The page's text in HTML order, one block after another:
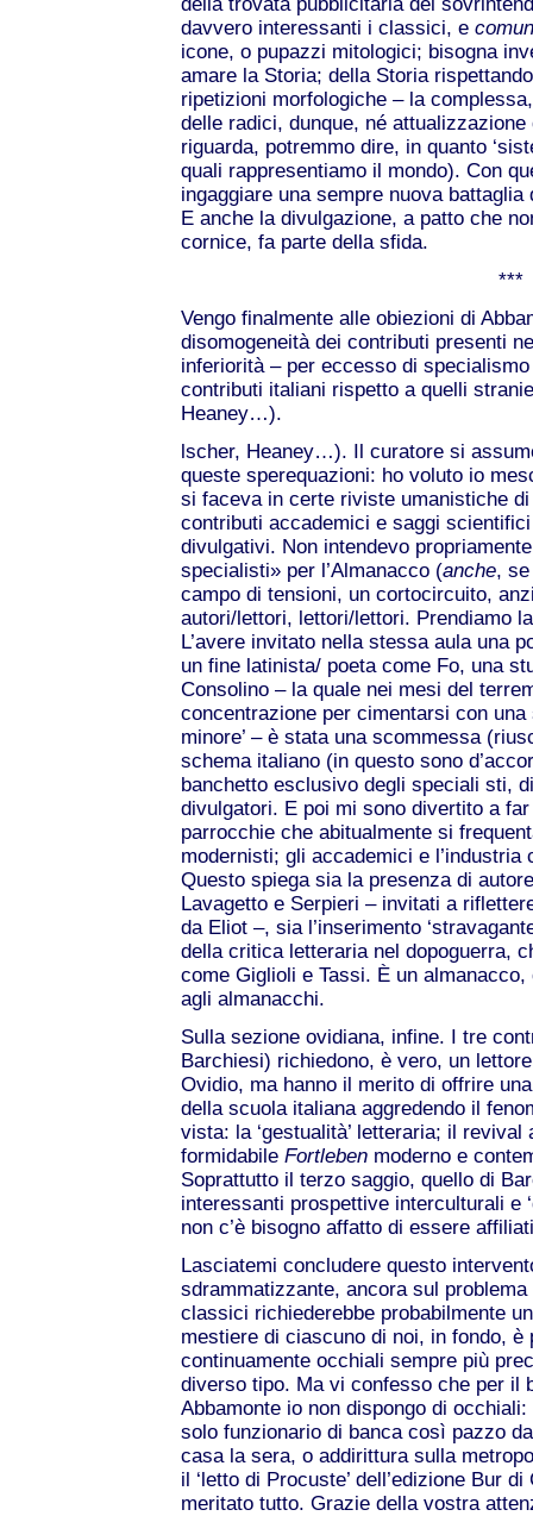
davvero interessanti i classici, e
icone, o pupazzi mitologici; bisogna
amare la Storia; della Storia
ripetizioni morfologiche – la
delle radici, dunque, né
riguarda, potremmo dire, in quanto
quali rappresentiamo il mondo). Con
ingaggiare una sempre nuova
E anche la divulgazione, a patto che
cornice, fa parte della sfida.
***
Vengo finalmente alle obiezioni di
disomogeneità dei contributi presenti
inferiorità – per eccesso di specialismo
contributi italiani rispetto a quelli
Heaney…).
lscher, Heaney…). Il curatore si
queste sperequazioni: ho voluto io
si faceva in certe riviste umanistiche
contributi accademici e saggi scientifici
divulgativi. Non intendevo
specialisti» per l’Almanacco (anche,
campo di tensioni, un cortocircuito,
autori/lettori, lettori/lettori. Prendiamo
L’avere invitato nella stessa aula una
un fine latinista/ poeta come Fo, una
Consolino – la quale nei mesi del
concentrazione per cimentarsi con
minore’ – è stata una scommessa
schema italiano (in questo sono
banchetto esclusivo degli speciali sti,
divulgatori. E poi mi sono divertito a
parrocchie che abitualmente si
modernisti; gli accademici e
Questo spiega sia la presenza di
Lavagetto e Serpieri – invitati a
da Eliot –, sia l’inserimento
della critica letteraria nel dopoguerra,
come Giglioli e Tassi. È un
agli almanacchi.
Sulla sezione ovidiana, infine. I tre
Barchiesi) richiedono, è vero, un
Ovidio, ma hanno il merito di offrire
della scuola italiana aggredendo il
vista: la ‘gestualità’ letteraria; il
formidabile Fortleben moderno e
Soprattutto il terzo saggio, quello di
interessanti prospettive interculturali e
non c’è bisogno affatto di essere
Lasciatemi concludere questo
sdrammatizzante, ancora sul
classici richiederebbe probabilmente
mestiere di ciascuno di noi, in fondo, è
continuamente occhiali sempre più
diverso tipo. Ma vi confesso che per il
Abbamonte io non dispongo di
solo funzionario di banca così pazzo
casa la sera, o addirittura sulla
il ‘letto di Procuste’ dell’edizione Bur
meritato tutto. Grazie della vostra